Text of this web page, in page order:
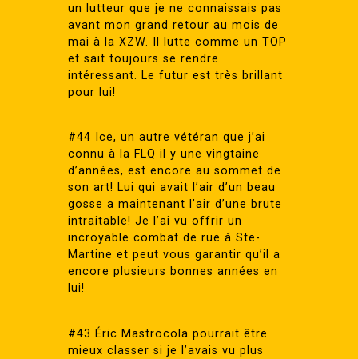
un lutteur que je ne connaissais pas
avant mon grand retour au mois de
mai à la XZW. Il lutte comme un TOP
et sait toujours se rendre
intéressant. Le futur est très brillant
pour lui!
#44 Ice, un autre vétéran que j’ai
connu à la FLQ il y une vingtaine
d’années, est encore au sommet de
son art! Lui qui avait l’air d’un beau
gosse a maintenant l’air d’une brute
intraitable! Je l’ai vu offrir un
incroyable combat de rue à Ste-
Martine et peut vous garantir qu’il a
encore plusieurs bonnes années en
lui!
#43 Éric Mastrocola pourrait être
mieux classer si je l’avais vu plus